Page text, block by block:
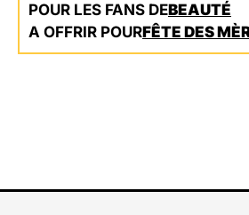
POUR LES FANS DEBEAUTÉ
A OFFRIR POURFÊTE DES